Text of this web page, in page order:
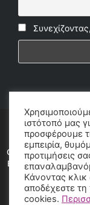
Η ιστοσελίδα μας
Οδηγίες για την
Επίπεδο AA, όπως
την
ιστότοπό μας
προσφέρουμε
εμπειρία,
προτιμήσεις
Κάνοντας
αποδέχεστε
cookies.